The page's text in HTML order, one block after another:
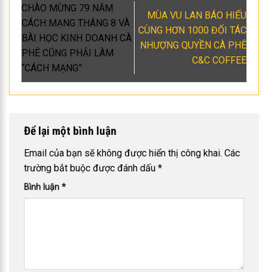
BÀI HỌC KINH DOANH CÀ
PHÊ CŨNG PHẢI LÀM
“CÁCH MẠNG”
NHƯỢNG QUYỀN CÀ PHÊ
C&C COFFEE
Email của bạn sẽ không được hiển thị công khai.
trường bắt buộc được đánh dấu
Bình luận*